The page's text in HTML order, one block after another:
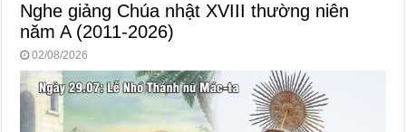
Nghe giảng Chúa nhật XVIII thường niên
năm A (2011-2026)
02/08/2026